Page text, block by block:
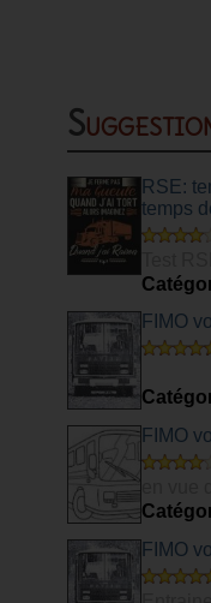
RSE:
temps
FIMO
FIMO
Initiale
FIMO